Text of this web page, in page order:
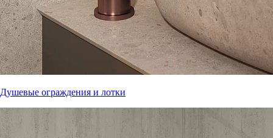
Душевые ограждения и лотки